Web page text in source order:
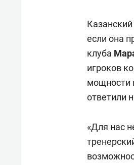
если она
клуба
игроков
мощности
ответили
«Для нас
Дизайнер-прораб
Наседкина:
с мебелью за 2